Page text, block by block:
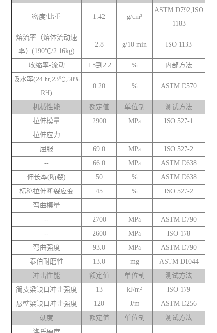
密度/比重 1.42 g/cm³
ASTM D792,ISO
1183
熔流率（熔体流动速
率）(190℃/2.16kg)
2.8 g/10 min ISO 1133
收缩率-流动 1.8到2.2 %
内部方法
吸水率(24 hr,23℃,50%
RH)
0.20 % ASTM D570
机械性能 额定值 单位制
测试方法
拉伸模量
2900 MPa
ISO 527-1
拉伸应力
屈服
69.0 MPa
ISO 527-2
--
66.0 MPa
ASTM D638
伸长率(断裂)
50 %
ASTM D638
标称拉伸断裂应变
45 %
ISO 527-2
弯曲模量
--
2700 MPa
ASTM D790
--
2600 MPa
ISO 178
弯曲强度
93.0 MPa
ASTM D790
泰伯耐磨性
13.0 mg
ASTM D1044
冲击性能
额定值 单位制
测试方法
简支梁缺口冲击强度
13 kJ/m²
ISO 179
悬壁梁缺口冲击强度
120 J/m
ASTM D256
硬度
额定值 单位制
测试方法